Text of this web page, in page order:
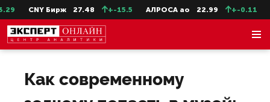
Бирж 27.48 +-15.5 АЛРОСА ао 22.99 +-0.11 СевСт-
Как современному